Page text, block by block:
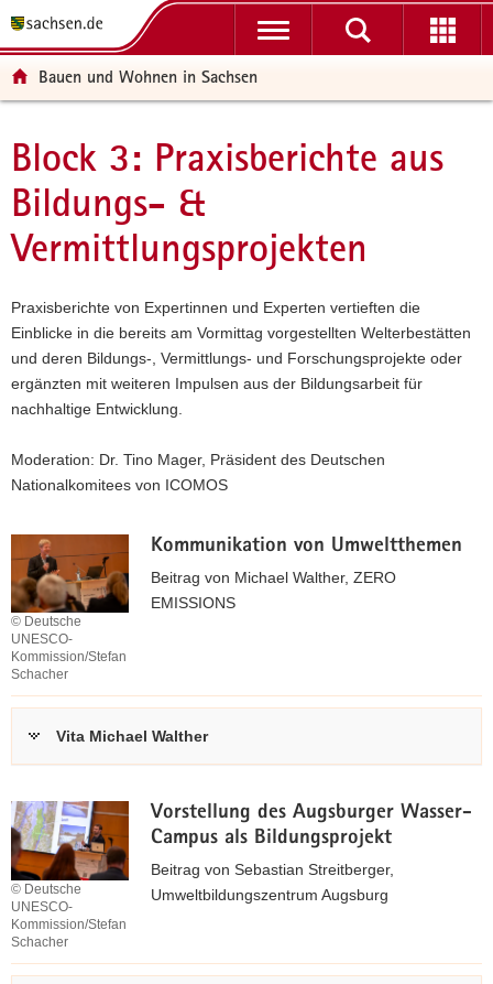
t
ü
b
e
g
e
i
f
e
n
e
N
g
a
t
i
o
t
n
a
v
g
t
i
o
n
p
n
h
a
t
t
-
B
e
e
c
h
Bauen und Wohnen in Sachsen
Hauptinhalt
Block 3: Praxisberichte aus
Bildungs- &
Vermittlungsprojekten
Praxisberichte von Expertinnen und Experten vertieften die
Einblicke in die bereits am Vormittag vorgestellten Welterbestätten
und deren Bildungs-, Vermittlungs- und Forschungsprojekte oder
ergänzten mit weiteren Impulsen aus der Bildungsarbeit für
nachhaltige Entwicklung.
Moderation: Dr. Tino Mager, Präsident des Deutschen
Nationalkomitees von ICOMOS
Kommunikation von Umweltthemen
© Deutsche
UNESCO-
Kommission/Stefan
Schacher
Beitrag von Michael Walther, ZERO
EMISSIONS
z
u
e
i
t
r
a
g
(
Vita Michael Walther
Vorstellung des Augsburger Wasser-
Campus als Bildungsprojekt
© Deutsche
UNESCO-
Kommission/Stefan
Schacher
Beitrag von Sebastian Streitberger,
Umweltbildungszentrum Augsburg
z